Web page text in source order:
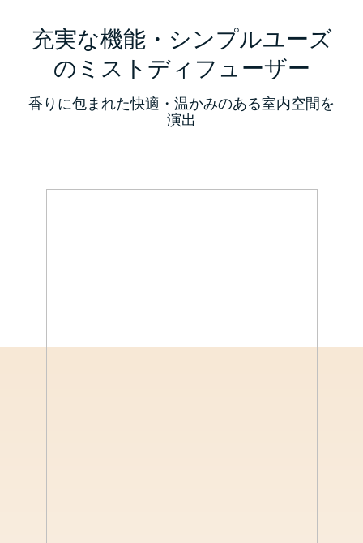
充実な機能・シンプルユーズ
のミストディフューザー
香りに包まれた快適・温かみのある室内空間を
演出